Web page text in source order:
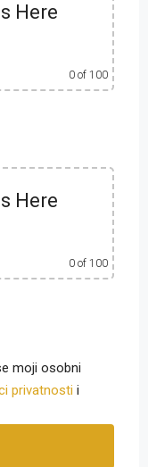
Here
0 of 100
Here
0 of 100
moji osobni
privatnosti i